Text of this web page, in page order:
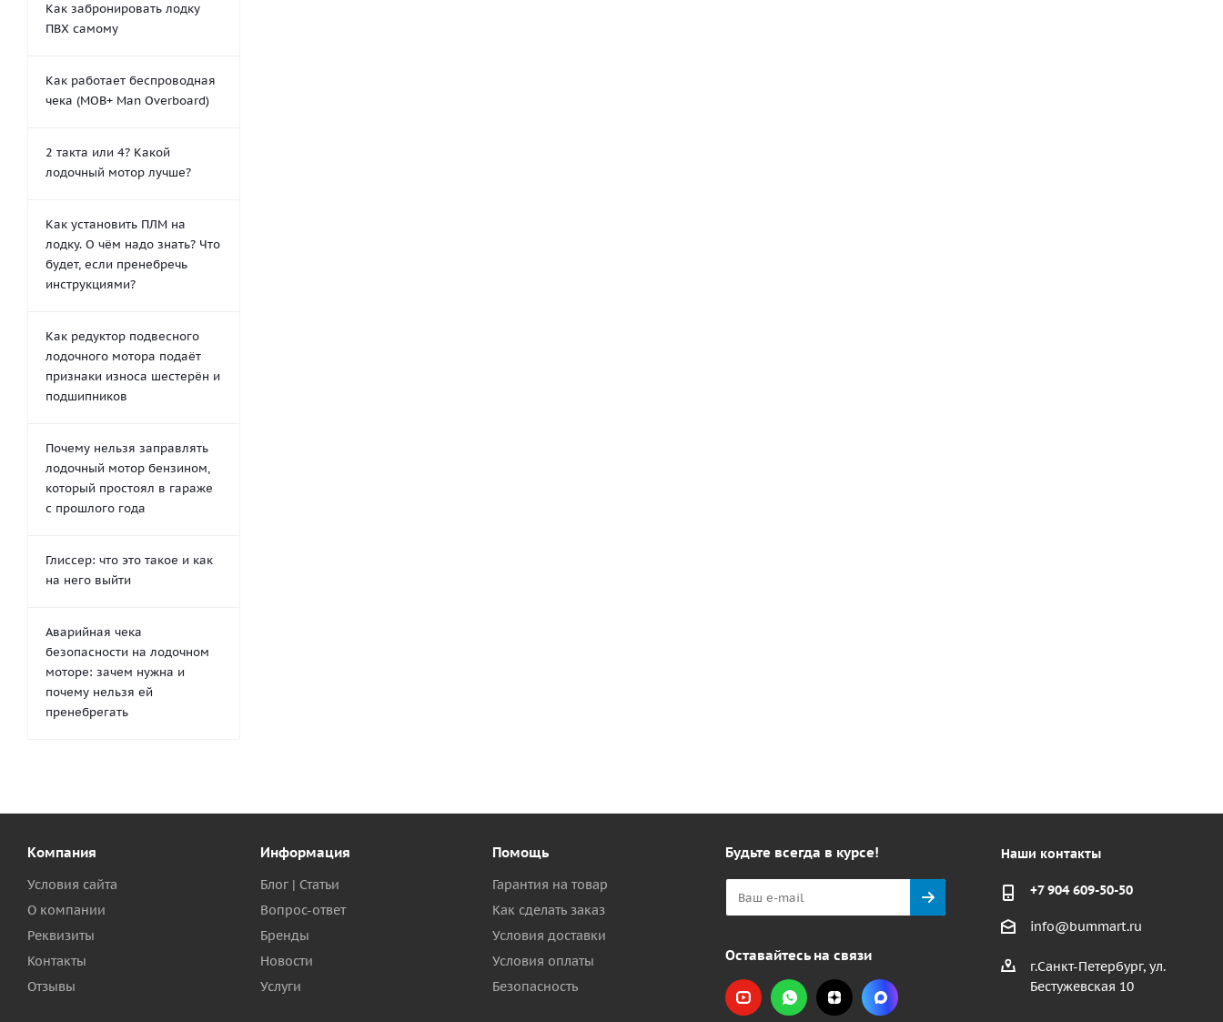
Как забронировать лодку
ПВХ самому
Как работает беспроводная
чека (MOB+ Man Overboard)
2 такта или 4? Какой
лодочный мотор лучше?
Как установить ПЛМ на
лодку. О чём надо знать? Что
будет, если пренебречь
инструкциями?
Как редуктор подвесного
лодочного мотора подаёт
признаки износа шестерён и
подшипников
Почему нельзя заправлять
лодочный мотор бензином,
который простоял в гараже
с прошлого года
Глиссер: что это такое и как
на него выйти
Аварийная чека
безопасности на лодочном
моторе: зачем нужна и
почему нельзя ей
пренебрегать
Компания
Условия сайта
О компании
Реквизиты
Контакты
Отзывы
Информация
Блог | Статьи
Вопрос-ответ
Бренды
Новости
Услуги
Помощь
Гарантия на товар
Как сделать заказ
Условия доставки
Условия оплаты
Безопасность
Будьте всегда в курсе!
Оставайтесь на связи
Наши контакты
+7 904 609-50-50
info@bummart.ru
г.Санкт-Петербург, ул.
Бестужевская 10